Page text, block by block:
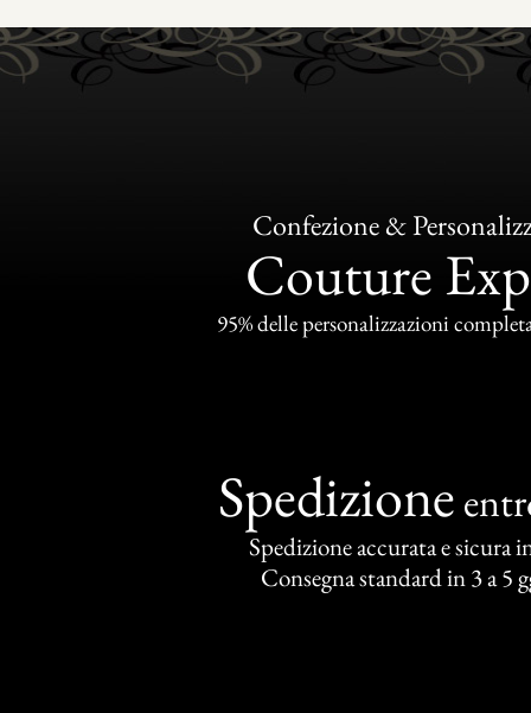
Confezione &
Couture
95% delle personalizzazioni
Spedizione
Spedizione accurata e sicura
Consegna standard in 3 a 5